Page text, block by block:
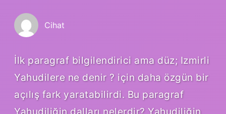
Cihat
İlk paragraf bilgilendirici ama düz; Izmirli
Yahudilere ne denir ? için daha özgün bir
açılış fark yaratabilirdi. Bu paragraf
Yahudiliğin dalları nelerdir? Yahudiliğin